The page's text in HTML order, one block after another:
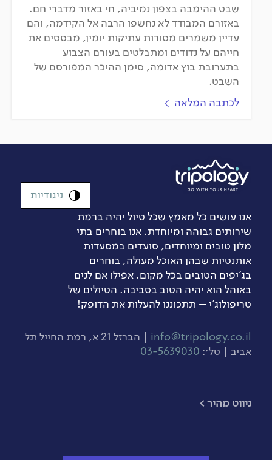
שבט ההימבה בצפון נמיביה, חי באזור מדברי חם.
באזורם המבודד לא נחשפו הרבה אל הקידמה, והם
עדיין משמרים מסורות עתיקות יומין, מבססים את
חייהם על נדודים ומתבלטים בעורם הצבוע
בתערובת בוץ אדומה, סימן ההיכר המפורסם של
השבט.
לכתבה המלאה
אנו עושים כל מאמץ שכל טיול יהיה ברמת
שירותים גבוהה ומיוחדת. אנו בוחרים בתי
מלון טובים ומיוחדים, סועדים במסעדות
אותנטיות שבהן האוכל מעולה, בוחרים
בג’יפים הטובים בכל מקום. אפילו אם לנים
באוהל הוא יהיה הטוב בסביבה. הטיולים של
טריפולוג'י – תתכוננו להעלות את הדופק!
info@tripology.co.il
| הברזל 21 א, רמת החייל תל
אביב | טל׳: 03-5639030
ניגודיות
​ניווט מהיר >